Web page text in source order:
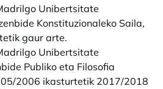
Unibertsitate
Konstituzionaleko Saila,
gaur arte.
Unibertsitate
Publiko eta Filosofia
2006 ikasturtetik 2017/2018